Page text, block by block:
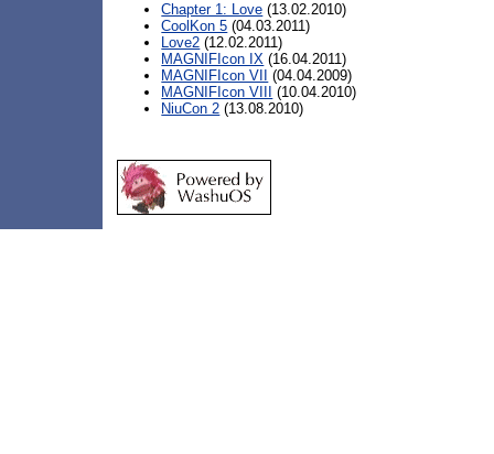
Chapter 1: Love (13.02.2010)
CoolKon 5 (04.03.2011)
Love2 (12.02.2011)
MAGNIFIcon IX (16.04.2011)
MAGNIFIcon VII
(04.04.2009)
MAGNIFIcon VIII
(10.04.2010)
NiuCon 2 (13.08.2010)